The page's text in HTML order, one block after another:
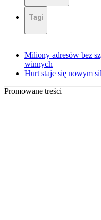
Tagi
Miliony adresów bez
winnych
Hurt staje się nowym
Promowane treści